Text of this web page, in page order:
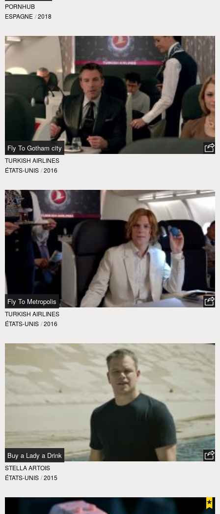
PORNHUB
ESPAGNE / 2018
Fly To Gotham city
TURKISH AIRLINES
ÉTATS-UNIS / 2016
Fly To Metropolis
TURKISH AIRLINES
ÉTATS-UNIS / 2016
Buy a Lady a Drink
STELLA ARTOIS
ÉTATS-UNIS / 2015